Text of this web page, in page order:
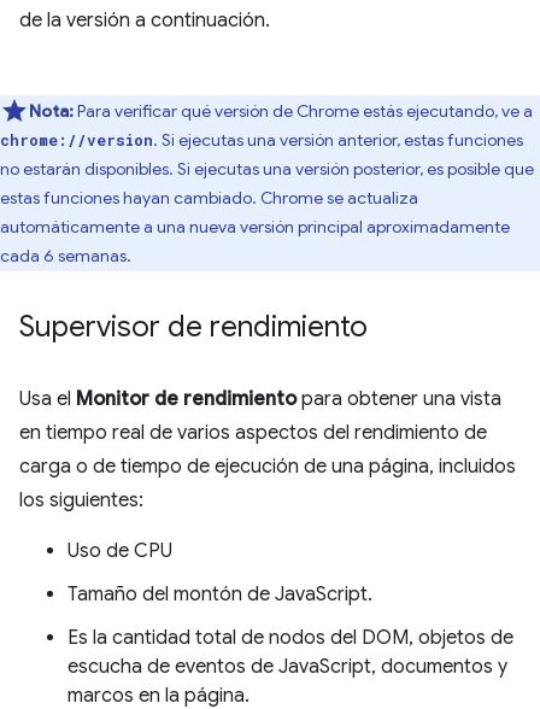
de la versión a continuación.
Nota:Para verificar qué versión de Chrome estás ejecutando, ve a
chrome://version. Si ejecutas una versión anterior, estas funciones
no estarán disponibles. Si ejecutas una versión posterior, es posible que
estas funciones hayan cambiado. Chrome se actualiza
automáticamente a una nueva versión principal aproximadamente
cada 6 semanas.
Supervisor de rendimiento
Usa el Monitor de rendimientopara obtener una vista
en tiempo real de varios aspectos del rendimiento de
carga o de tiempo de ejecución de una página, incluidos
los siguientes:
Uso de CPU
Tamaño del montón de JavaScript.
Es la cantidad total de nodos del DOM, objetos de
escucha de eventos de JavaScript, documentos y
marcos en la página.